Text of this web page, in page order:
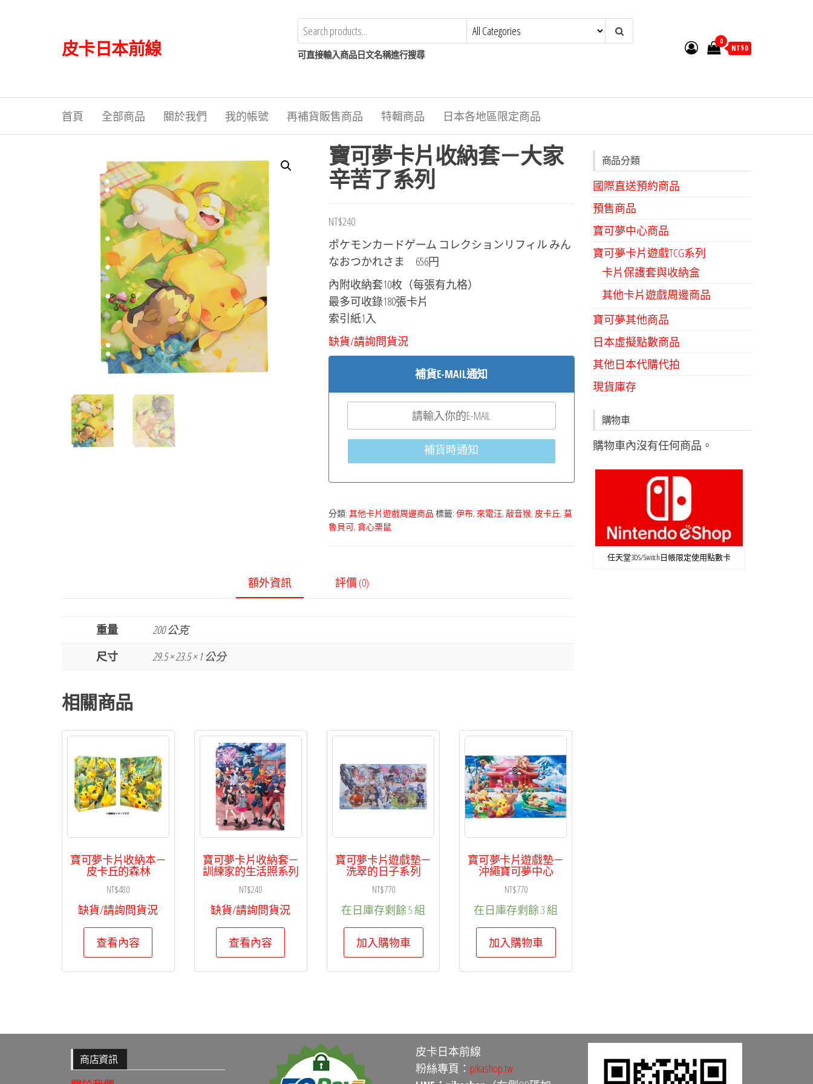
皮卡日本前線 可直接輸入商品日文名稱進行搜尋
0
NT$0
首頁 全部商品 關於我們 我的帳號 再補貨販售商品 特輯商品 日本各地區限定商品
寶可夢卡片收納套－大家
辛苦了系列
NT$240
ポケモンカードゲーム コレクションリフィル みん
なおつかれさま 656円
內附收納套10枚（每張有九格）
最多可收錄180張卡片
索引紙1入
缺貨/請詢問貨況
補貨E-MAIL通知
補貨時通知
分類: 其他卡片遊戲周邊商品 標籤: 伊布, 來電汪, 敲音猴, 皮卡丘, 莫
魯貝可, 貪心栗鼠
額外資訊 評價 (0)
重量
200 公克
尺寸
29.5 × 23.5 × 1 公分
相關商品
寶可夢卡片收納本－
皮卡丘的森林
NT$480
缺貨/請詢問貨況
查看內容
寶可夢卡片收納套－
訓練家的生活照系列
NT$240
缺貨/請詢問貨況
查看內容
寶可夢卡片遊戲墊－
洗翠的日子系列
NT$770
在日庫存剩餘 5 組
加入購物車
寶可夢卡片遊戲墊－
沖繩寶可夢中心
NT$770
在日庫存剩餘 3 組
加入購物車
商品分類
國際直送預約商品
預售商品
寶可夢中心商品
寶可夢卡片遊戲TCG系列
卡片保護套與收納盒
其他卡片遊戲周邊商品
寶可夢其他商品
日本虛擬點數商品
其他日本代購代拍
現貨庫存
購物車
購物車內沒有任何商品。
任天堂3DS/Switch日帳限定使用點數卡
商店資訊
皮卡日本前線
粉絲專頁： pikashop.tw